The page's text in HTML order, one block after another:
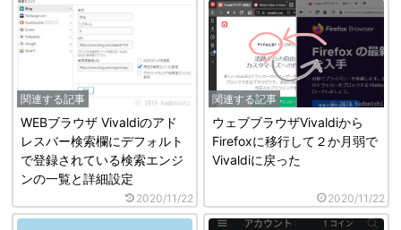
関連する記事
WEBブラウザ Vivaldiのアド
レスバー検索欄にデフォルト
で登録されている検索エンジ
ンの一覧と詳細設定
2020/11/22
関連する記事
ウェブブラウザVivaldiから
Firefoxに移行して２か月弱で
Vivaldiに戻った
2020/11/22